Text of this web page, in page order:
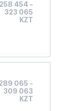
258 454 -
323 065
KZT
065 -
309 063
KZT